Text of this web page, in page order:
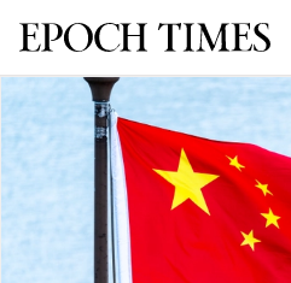
Svenska Epoch Times